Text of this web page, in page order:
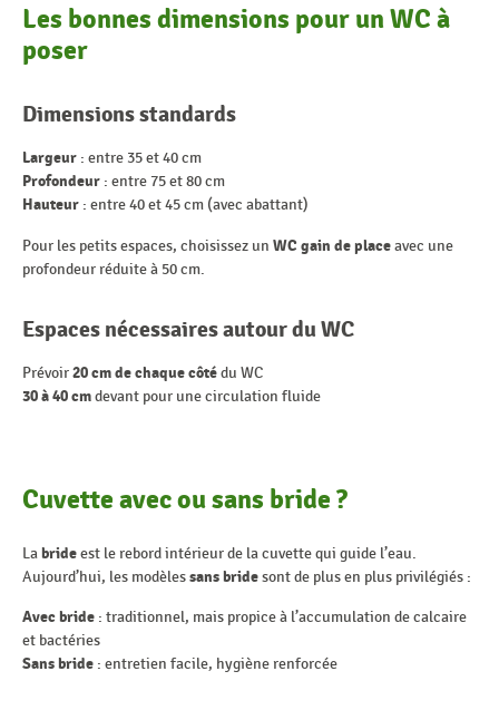
Les bonnes dimensions pour un WC à
poser
Dimensions standards
Largeur : entre 35 et 40 cm
Profondeur : entre 75 et 80 cm
Hauteur : entre 40 et 45 cm (avec abattant)
Pour les petits espaces, choisissez un WC gain de placeavec une
profondeur réduite à 50 cm.
Espaces nécessaires autour du WC
Prévoir20 cm de chaque côtédu WC
30 à 40 cmdevant pour une circulation fluide
Cuvette avec ou sans bride ?
Labrideest le rebord intérieur de la cuvette qui guide l’eau.
Aujourd’hui, les modèlessans bridesont de plus en plus privilégiés :
Avec bride : traditionnel, mais propice à l’accumulation de calcaire
et bactéries
Sans bride : entretien facile, hygiène renforcée